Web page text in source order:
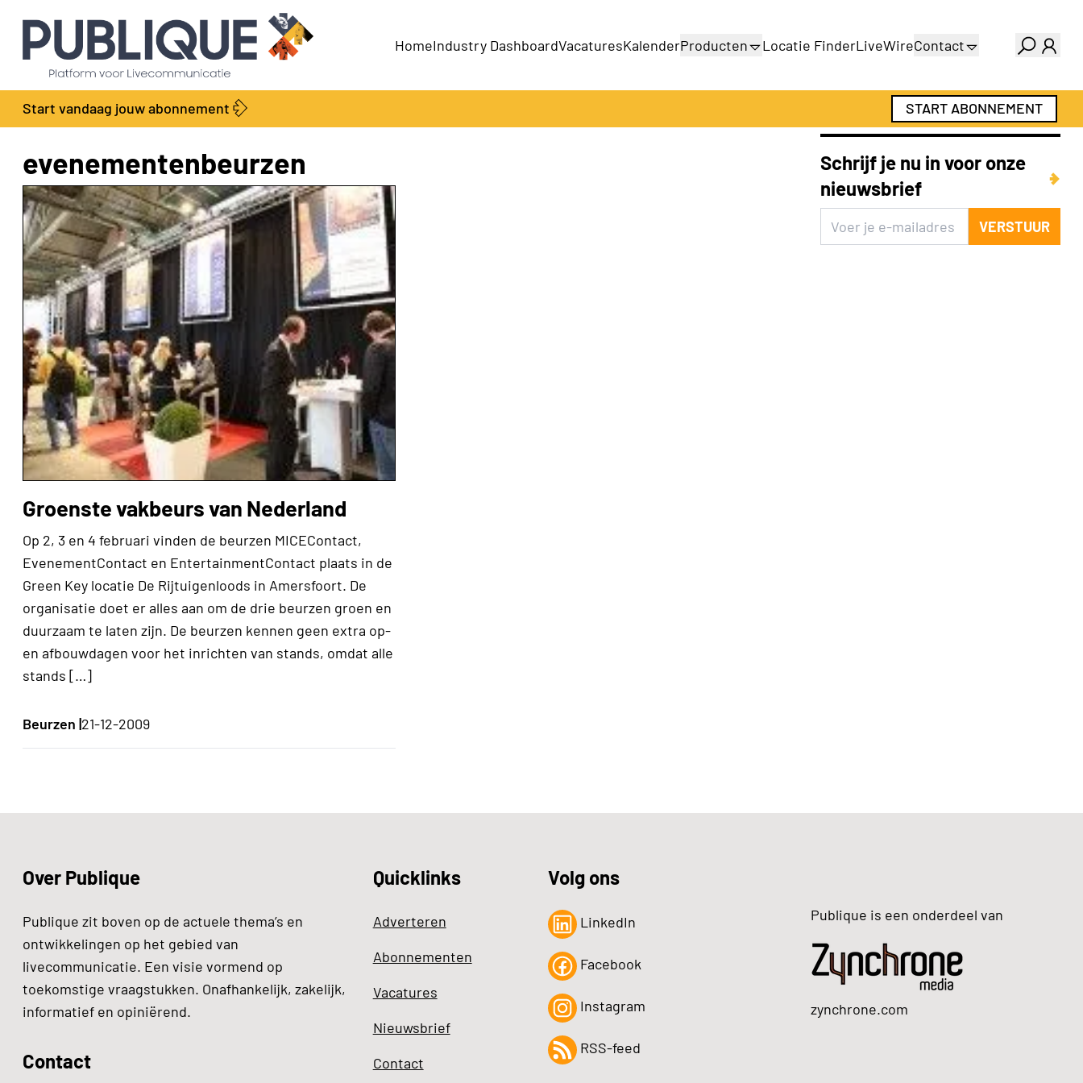
HomeIndustry DashboardVacaturesKalenderProducten
Productengids
Locatie FinderLiveWireContact
Adverteren
Abonnementen
Start vandaag jouw abonnement START ABONNEMENT
evenementenbeurzen
Groenste vakbeurs van Nederland
Op 2, 3 en 4 februari vinden de beurzen MICEContact,
EvenementContact en EntertainmentContact plaats in de
Green Key locatie De Rijtuigenloods in Amersfoort. De
organisatie doet er alles aan om de drie beurzen groen en
duurzaam te laten zijn. De beurzen kennen geen extra op-
en afbouwdagen voor het inrichten van stands, omdat alle
stands […]
Beurzen |21-12-2009
Schrijf je nu in voor onze
nieuwsbrief
VERSTUUR
Over Publique
Publique zit boven op de actuele thema’s en
ontwikkelingen op het gebied van
livecommunicatie. Een visie vormend op
toekomstige vraagstukken. Onafhankelijk, zakelijk,
informatief en opiniërend.
Contact
Quicklinks
Adverteren
Abonnementen
Vacatures
Nieuwsbrief
Contact
Volg ons
LinkedIn
Facebook
Instagram
RSS-feed
Publique is een onderdeel van
zynchrone.com